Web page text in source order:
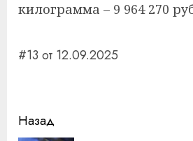
килограмма – 9 964 270
#13 от 12.09.2025
Навигация
Назад